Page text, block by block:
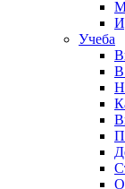
Учеба
В